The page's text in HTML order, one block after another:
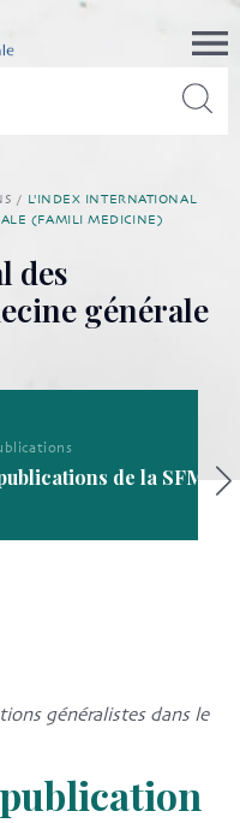
/ L'INDEX INTERNATIONAL
(FAMILI MEDICINE)
des
générale
la SFMG
généralistes dans le